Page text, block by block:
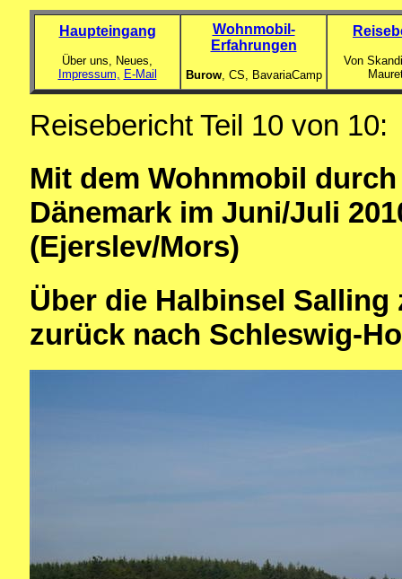
Haupteingang
Über uns, Neues,
Impressum, E-Mail
Wohnmobil-
Erfahrungen
Burow, CS, BavariaCamp
Von
Reisebericht Teil 10 von 10:
Mit dem Wohnmobil
Dänemark im Juni/Juli
(Ejerslev/Mors)
Über die Halbinsel
zurück nach Schleswig-